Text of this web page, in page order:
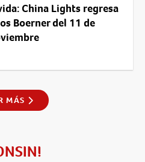
China Lights regresa
Boerner del 11 de
MÁS